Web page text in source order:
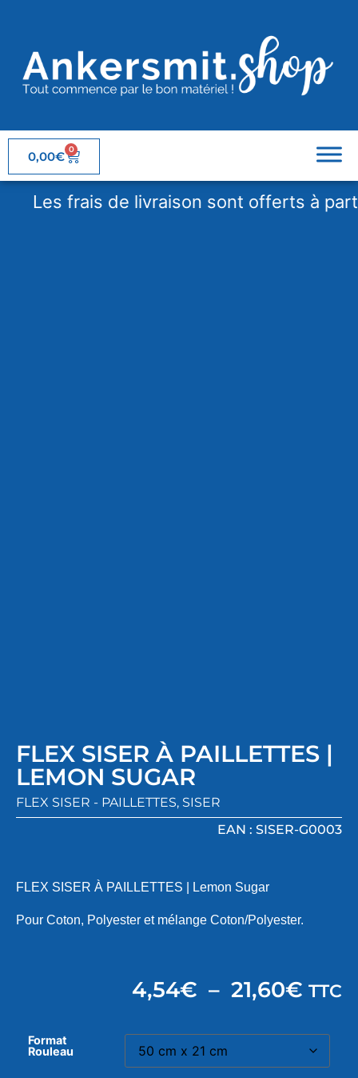
0,00€ 0
frais de livraison sont offerts à partir de
FLEX SISER À PAILLETTES |
LEMON SUGAR
FLEX SISER - PAILLETTES, SISER
EAN : SISER-G0003
FLEX SISER À PAILLETTES | Lemon Sugar
Pour Coton, Polyester et mélange Coton/Polyester.
4,54€ – 21,60€ TTC
Format
Rouleau